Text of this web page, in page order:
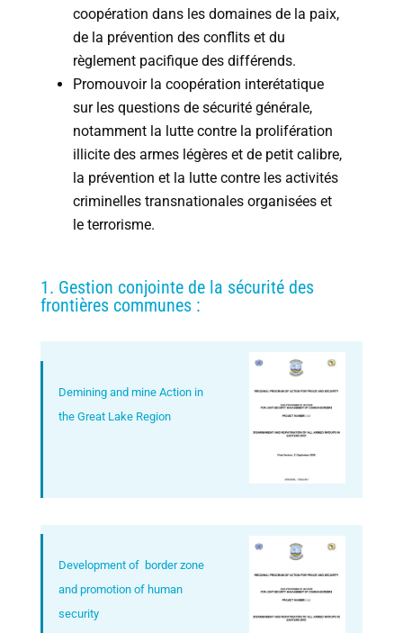
coopération dans les domaines de la paix,
de la prévention des conflits et du
règlement pacifique des différends.
Promouvoir la coopération interétatique
sur les questions de sécurité générale,
notamment la lutte contre la prolifération
illicite des armes légères et de petit calibre,
la ­prévention et la lutte contre les activités
criminelles transnationales organisées et
le terrorisme.
1. Gestion conjointe de la sécurité des
frontières communes :
Demining and mine Action in
the Great Lake Region
Development of border zone
and promotion of human
security